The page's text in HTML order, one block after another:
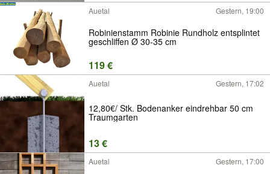
Auetal Gestern, 19:00
Robinienstamm Robinie Rundholz entsplintet
geschliffen Ø 30-35 cm
119 €
Auetal Gestern, 17:02
12,80€/ Stk. Bodenanker eindrehbar 50 cm
Traumgarten
13 €
Auetal Gestern, 17:00